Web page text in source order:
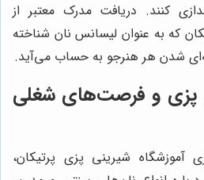
کنند. دریافت مدرک معتبر از
که به عنوان لیسانس نان شناخته
شدن هر هنرجو به حساب می‌آید.
پزی و فرصت‌های شغلی
شیرینی پزی پرتیکان،